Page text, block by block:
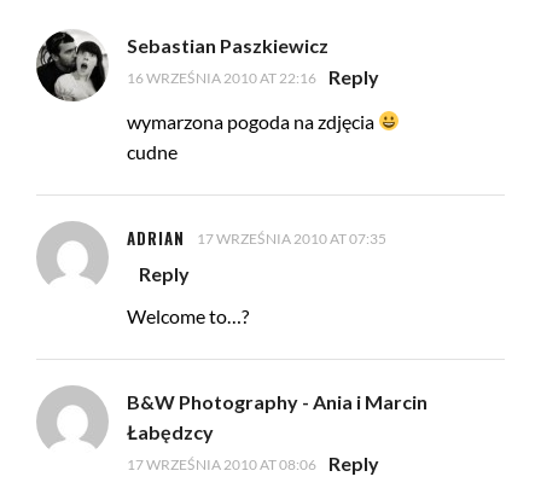
Sebastian Paszkiewicz
16 WRZEŚNIA 2010 AT 22:16
Reply
wymarzona pogoda na zdjęcia
cudne
ADRIAN 17 WRZEŚNIA 2010 AT 07:35
Reply
Welcome to…?
B&W Photography - Ania i Marcin
Łabędzcy
17 WRZEŚNIA 2010 AT 08:06
Reply